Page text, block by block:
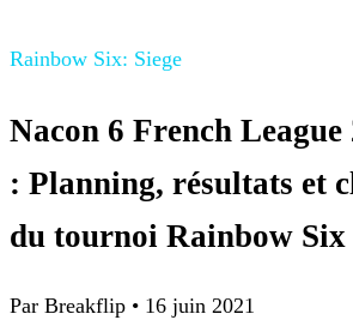
Rainbow Six: Siege
Nacon 6 French League
: Planning, résultats et
du tournoi Rainbow Six
Par Breakflip • 16 juin 2021